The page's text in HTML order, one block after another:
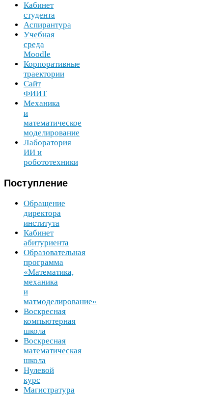
Кабинет
студента
Аспирантура
Учебная
среда
Moodle
Корпоративные
траектории
Сайт
ФИИТ
Механика
и
математическое
моделирование
Лаборатория
ИИ и
робототехники
Поступление
Обращение
директора
института
Кабинет
абитуриента
Образовательная
программа
«Математика,
механика
и
матмоделирование»
Воскресная
компьютерная
школа
Воскресная
математическая
школа
Нулевой
курс
Магистратура